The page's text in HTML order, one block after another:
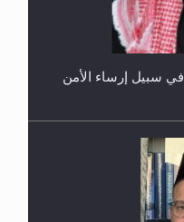
سبيل إرساء الأمن